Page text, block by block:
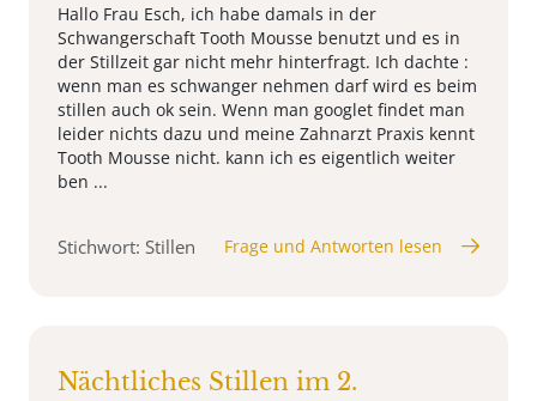
Hallo Frau Esch, ich habe damals in der
Schwangerschaft Tooth Mousse benutzt und es in
der Stillzeit gar nicht mehr hinterfragt. Ich dachte :
wenn man es schwanger nehmen darf wird es beim
stillen auch ok sein. Wenn man googlet findet man
leider nichts dazu und meine Zahnarzt Praxis kennt
Tooth Mousse nicht. kann ich es eigentlich weiter
ben ...
Stichwort: Stillen Frage und Antworten lesen
Nächtliches Stillen im 2.